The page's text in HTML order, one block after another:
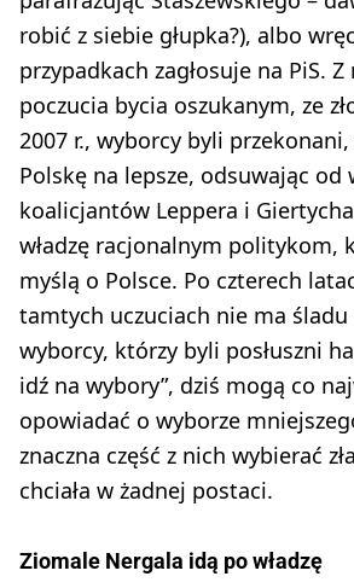
robić z siebie głupka?), albo
przypadkach zagłosuje na PiS.
poczucia bycia oszukanym, ze
2007 r., wyborcy byli
Polskę na lepsze, odsuwając od
koalicjantów Leppera i
władzę racjonalnym politykom,
myślą o Polsce. Po czterech
tamtych uczuciach nie ma śladu
wyborcy, którzy byli posłuszni
idź na wybory”, dziś mogą co
opowiadać o wyborze
znaczna część z nich wybierać
chciała w żadnej postaci.
Ziomale Nergala idą po władzę